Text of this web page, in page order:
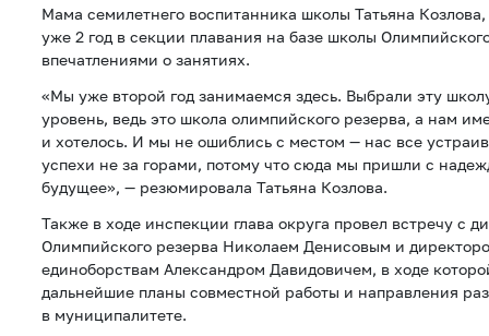
Мама семилетнего воспитанника школы Татьяна
уже 2 год в секции плавания на базе школы
впечатлениями о занятиях.
«Мы уже второй год занимаемся здесь. Выбрали эту
уровень, ведь это школа олимпийского резерва, а нам
и хотелось. И мы не ошиблись с местом — нас все
успехи не за горами, потому что сюда мы пришли с
будущее», — резюмировала Татьяна Козлова.
Также в ходе инспекции глава округа провел встречу с
Олимпийского резерва Николаем Денисовым и
единоборствам Александром Давидовичем, в ходе
дальнейшие планы совместной работы и направления
в муниципалитете.